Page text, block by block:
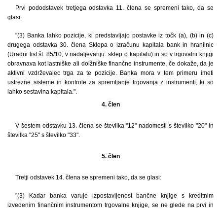
Prvi pododstavek tretjega odstavka 11. člena se spremeni tako, da se
glasi:
"(3) Banka lahko pozicije, ki predstavljajo postavke iz točk (a), (b) in (c)
drugega odstavka 30. člena Sklepa o izračunu kapitala bank in hranilnic
(Uradni list št. 85/10; v nadaljevanju: sklep o kapitalu) in so v trgovalni knjigi
obravnava kot lastniške ali dolžniške finančne instrumente, če dokaže, da je
aktivni vzdrževalec trga za te pozicije. Banka mora v tem primeru imeti
ustrezne sisteme in kontrole za spremljanje trgovanja z instrumenti, ki so
lahko sestavina kapitala.".
4. člen
V šestem odstavku 13. člena se številka "12" nadomesti s številko "20" in
številka "25" s številko "33".
5. člen
Tretji odstavek 14. člena se spremeni tako, da se glasi:
"(3) Kadar banka varuje izpostavljenost bančne knjige s kreditnim
izvedenim finančnim instrumentom trgovalne knjige, se ne glede na prvi in